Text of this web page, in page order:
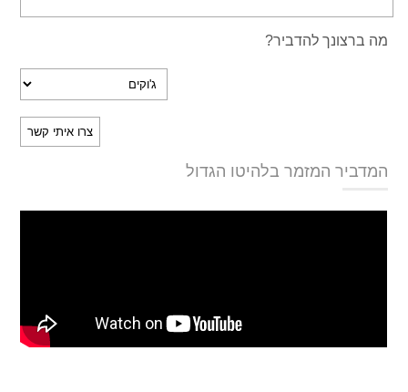
מה ברצונך להדביר?
המדביר המזמר בלהיטו הגדול